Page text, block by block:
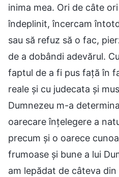
inima mea. Ori de câte
îndeplinit, încercam
sau să refuz să o fac,
de a dobândi adevărul.
faptul de a fi pus față în
reale și cu judecata și
Dumnezeu m-a
oarecare înțelegere a
precum și o oarece
frumoase și bune a lui
am lepădat de câteva